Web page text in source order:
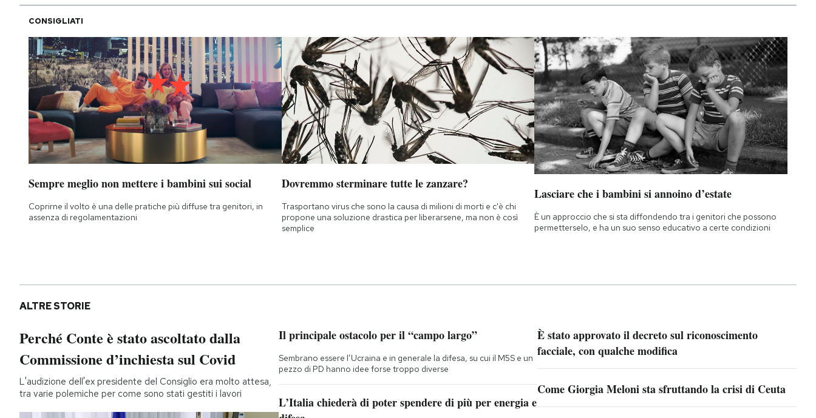
CONSIGLIATI
Sempre meglio non mettere i bambini sui social
Coprirne il volto è una delle pratiche più diffuse tra genitori, in
assenza di regolamentazioni
Dovremmo sterminare tutte le zanzare?
Trasportano virus che sono la causa di milioni di morti e c'è chi
propone una soluzione drastica per liberarsene, ma non è così
semplice
Lasciare che i bambini si annoino d’estate
È un approccio che si sta diffondendo tra i genitori che possono
permetterselo, e ha un suo senso educativo a certe condizioni
ALTRE STORIE
Perché Conte è stato ascoltato dalla
Commissione d’inchiesta sul Covid
L'audizione dell'ex presidente del Consiglio era molto attesa,
tra varie polemiche per come sono stati gestiti i lavori
Il principale ostacolo per il “campo largo”
Sembrano essere l’Ucraina e in generale la difesa, su cui il M5S e un
pezzo di PD hanno idee forse troppo diverse
L’Italia chiederà di poter spendere di più per energia e
È stato approvato il decreto sul riconoscimento
facciale, con qualche modifica
Come Giorgia Meloni sta sfruttando la crisi di Ceuta